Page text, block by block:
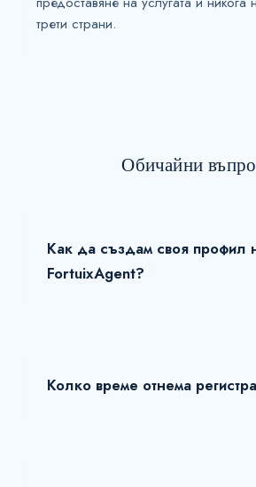
трети страни.
Обичайни
Как да създам своя профил
FortuixAgent?
Колко време отнема